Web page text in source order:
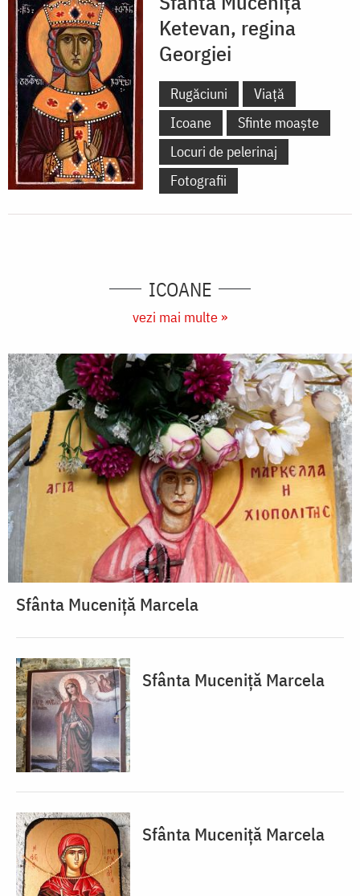
Ketevan, regina
Georgiei
Rugăciuni
Viață
Icoane
Sfinte moaște
Locuri de pelerinaj
Fotografii
ICOANE
vezi mai multe »
Sfânta Muceniță Marcela
Sfânta Muceniță Marcela
Sfânta Muceniță Marcela